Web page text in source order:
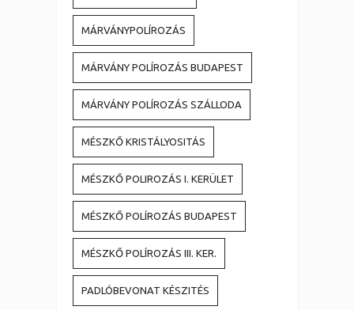
MÁRVÁNYPOLÍROZÁS
MÁRVÁNY POLÍROZÁS BUDAPEST
MÁRVÁNY POLÍROZÁS SZÁLLODA
MÉSZKŐ KRISTÁLYOSITÁS
MÉSZKŐ POLIROZÁS I. KERÜLET
MÉSZKŐ POLÍROZÁS BUDAPEST
MÉSZKŐ POLÍROZÁS III. KER.
PADLÓBEVONAT KÉSZITÉS